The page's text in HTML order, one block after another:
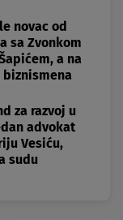
novac od
sa Zvonkom
a na
za razvoj u
advokat
Vesiću,
sudu